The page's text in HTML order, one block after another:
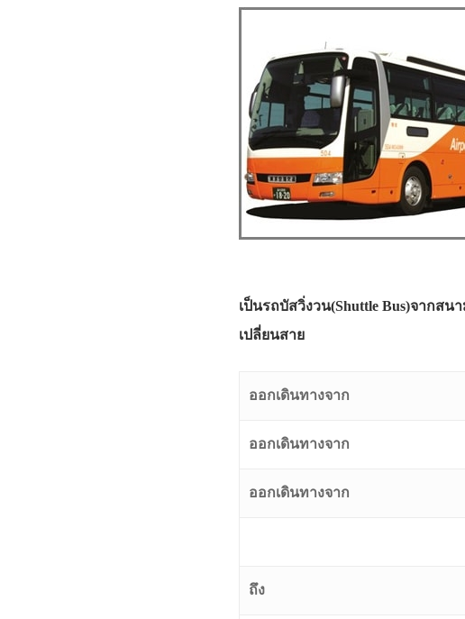
เป็นรถบัสวิ่งวน(Shuttle Bus)จากส
เปลี่ยนสาย
ออกเดินทางจาก
ออกเดินทางจาก
ออกเดินทางจาก
ถึง